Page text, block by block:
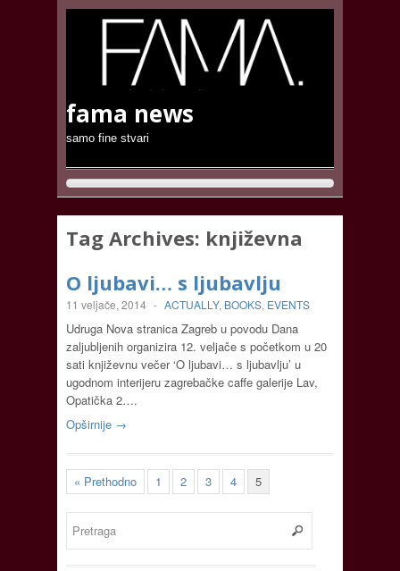
fama news
samo fine stvari
Tag Archives: književna
O ljubavi… s ljubavlju
11 veljače, 2014 - ACTUALLY, BOOKS, EVENTS
Udruga Nova stranica Zagreb u povodu Dana
zaljubljenih organizira 12. veljače s početkom u 20
sati književnu večer ‘O ljubavi… s ljubavlju’ u
ugodnom interijeru zagrebačke caffe galerije Lav,
Opatička 2….
Opširnije →
« Prethodno 1 2 3 4 5